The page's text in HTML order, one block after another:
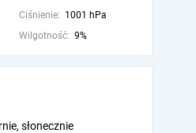
Ciśnienie: 1001 hPa
Wilgotność: 9%
słonecznie